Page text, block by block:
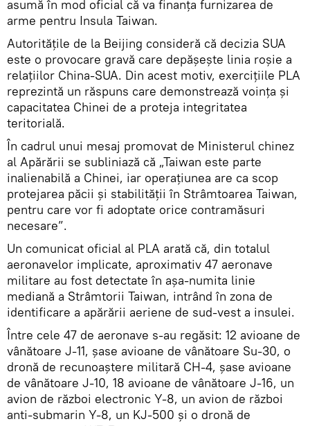
asumă în mod oficial că va finanța furnizarea de
arme pentru Insula Taiwan.
Autoritățile de la Beijing consideră că decizia SUA
este o provocare gravă care depășește linia roșie a
relațiilor China-SUA. Din acest motiv, exercițiile PLA
reprezintă un răspuns care demonstrează voința și
capacitatea Chinei de a proteja integritatea
teritorială.
În cadrul unui mesaj promovat de Ministerul chinez
al Apărării se subliniază că „Taiwan este parte
inalienabilă a Chinei, iar operațiunea are ca scop
protejarea păcii și stabilității în Strâmtoarea Taiwan,
pentru care vor fi adoptate orice contramăsuri
necesare”.
Un comunicat oficial al PLA arată că, din totalul
aeronavelor implicate, aproximativ 47 aeronave
militare au fost detectate în așa-numita linie
mediană a Strâmtorii Taiwan, intrând în zona de
identificare a apărării aeriene de sud-vest a insulei.
Între cele 47 de aeronave s-au regăsit: 12 avioane de
vânătoare J-11, șase avioane de vânătoare Su-30, o
dronă de recunoaștere militară CH-4, șase avioane
de vânătoare J-10, 18 avioane de vânătoare J-16, un
avion de război electronic Y-8, un avion de război
anti-submarin Y-8, un KJ-500 și o dronă de